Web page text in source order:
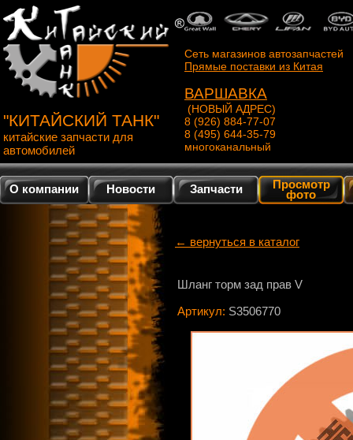
"КИТАЙСКИЙ ТАНК"
китайские запчасти для
автомобилей
Сеть магазинов автозапчастей
Прямые поставки из Китая
ВАРШАВКА
(НОВЫЙ АДРЕС)
8 (926) 884-77-07
8 (495) 644-35-79
многоканальный
О компании Новости Запчасти Просмотр
фото
← вернуться в каталог
Шланг торм зад прав V
Артикул: S3506770